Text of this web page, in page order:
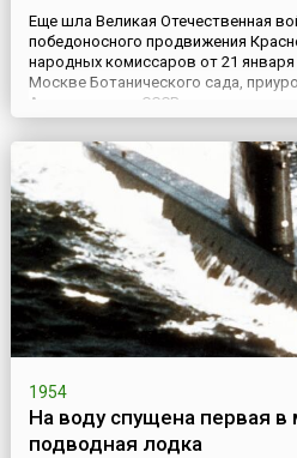
Еще шла Великая Отечественная
победоносного продвижения
народных комиссаров от 21 января
Москве Ботанического сада,
Академии наук СССР, знаменовало
созидательной мирной жизни.Днем
ботанического сада считается
года Презид...
1954
На воду спущена первая в
подводная лодка